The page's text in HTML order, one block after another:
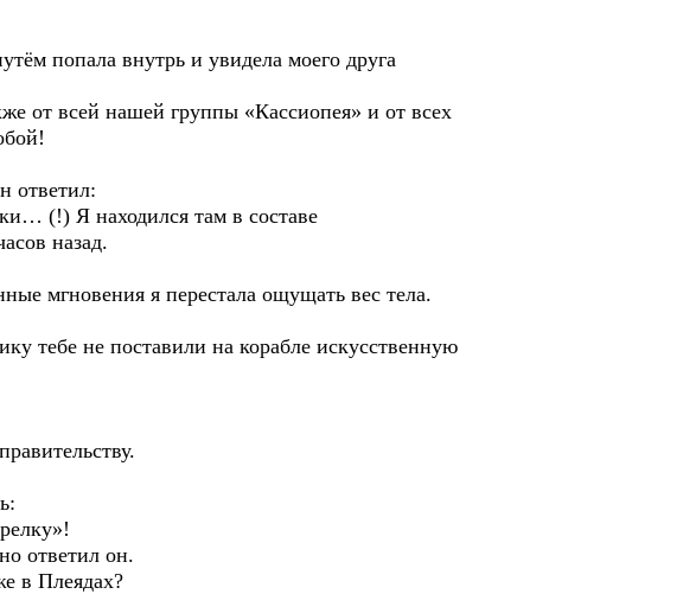
попала внутрь и увидела моего друга
от всей нашей группы «Кассиопея» и от всех
ответил:
(!) Я находился там в составе
назад.
мгновения я перестала ощущать вес тела.
тебе не поставили на корабле искусственную
ответил он.
в Плеядах?